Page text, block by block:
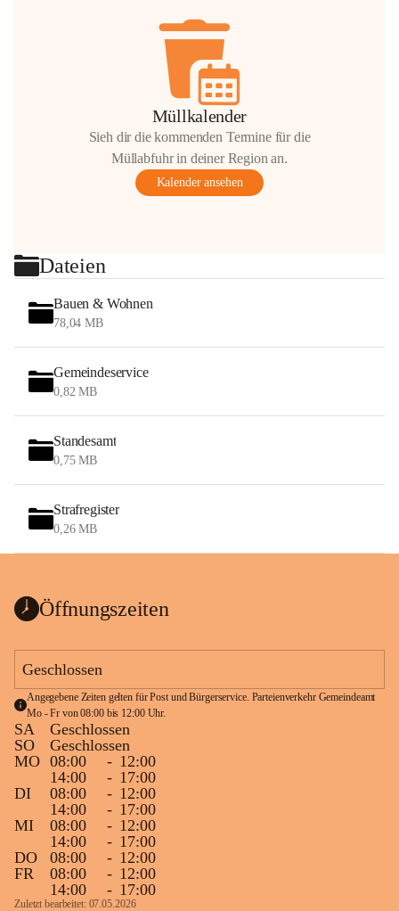
Müllkalender
Sieh dir die kommenden Termine für die
Müllabfuhr in deiner Region an.
Kalender ansehen
Dateien
Bauen & Wohnen
78,04 MB
Gemeindeservice
0,82 MB
Standesamt
0,75 MB
Strafregister
0,26 MB
Öffnungszeiten
Geschlossen
Angegebene Zeiten gelten für Post und Bürgerservice. Parteienverkehr Gemeindeamt
Mo - Fr von 08:00 bis 12:00 Uhr.
SA
Geschlossen
SO
Geschlossen
MO 08:00 - 12:00
14:00
- 17:00
DI
08:00 - 12:00
14:00
- 17:00
MI
08:00 - 12:00
14:00
- 17:00
DO
08:00 - 12:00
FR
08:00 - 12:00
14:00
- 17:00
Zuletzt bearbeitet: 07.05.2026